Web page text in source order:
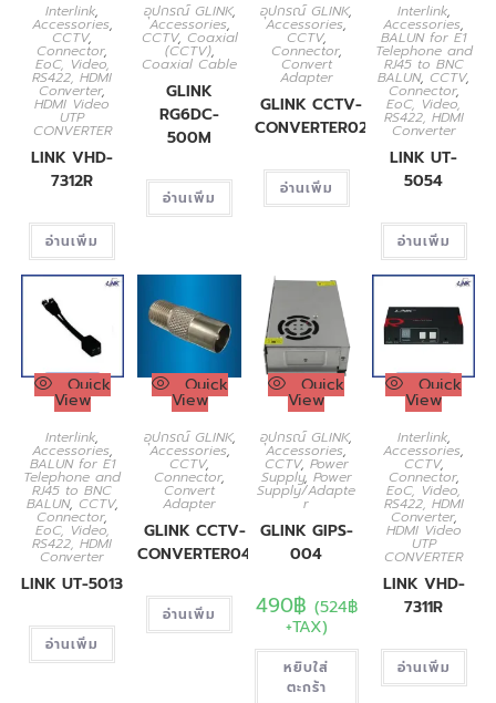
Interlink,
Accessories,
CCTV,
Connector,
EoC, Video,
RS422, HDMI
Converter,
HDMI Video
UTP
CONVERTER
LINK VHD-
7312R
อ่านเพิ่ม
อุปกรณ์ GLINK,
Accessories,
CCTV, Coaxial
(CCTV),
Coaxial Cable
GLINK
RG6DC-
500M
อ่านเพิ่ม
อุปกรณ์ GLINK,
Accessories,
CCTV,
Connector,
Convert
Adapter
GLINK CCTV-
CONVERTER02
อ่านเพิ่ม
Interlink,
Accessories,
BALUN for E1
Telephone and
RJ45 to BNC
BALUN, CCTV,
Connector,
EoC, Video,
RS422, HDMI
Converter
LINK UT-
5054
อ่านเพิ่ม
Quick
View
Interlink,
Accessories,
BALUN for E1
Telephone and
RJ45 to BNC
BALUN, CCTV,
Connector,
EoC, Video,
RS422, HDMI
Converter
LINK UT-5013
อ่านเพิ่ม
Quick
View
อุปกรณ์ GLINK,
Accessories,
CCTV,
Connector,
Convert
Adapter
GLINK CCTV-
CONVERTER04
อ่านเพิ่ม
Quick
View
อุปกรณ์ GLINK,
Accessories,
CCTV, Power
Supply, Power
Supply/Adapte
r
GLINK GIPS-
004
490฿ (524฿
+TAX)
หยิบใส่
ตะกร้า
Quick
View
Interlink,
Accessories,
CCTV,
Connector,
EoC, Video,
RS422, HDMI
Converter,
HDMI Video
UTP
CONVERTER
LINK VHD-
7311R
อ่านเพิ่ม